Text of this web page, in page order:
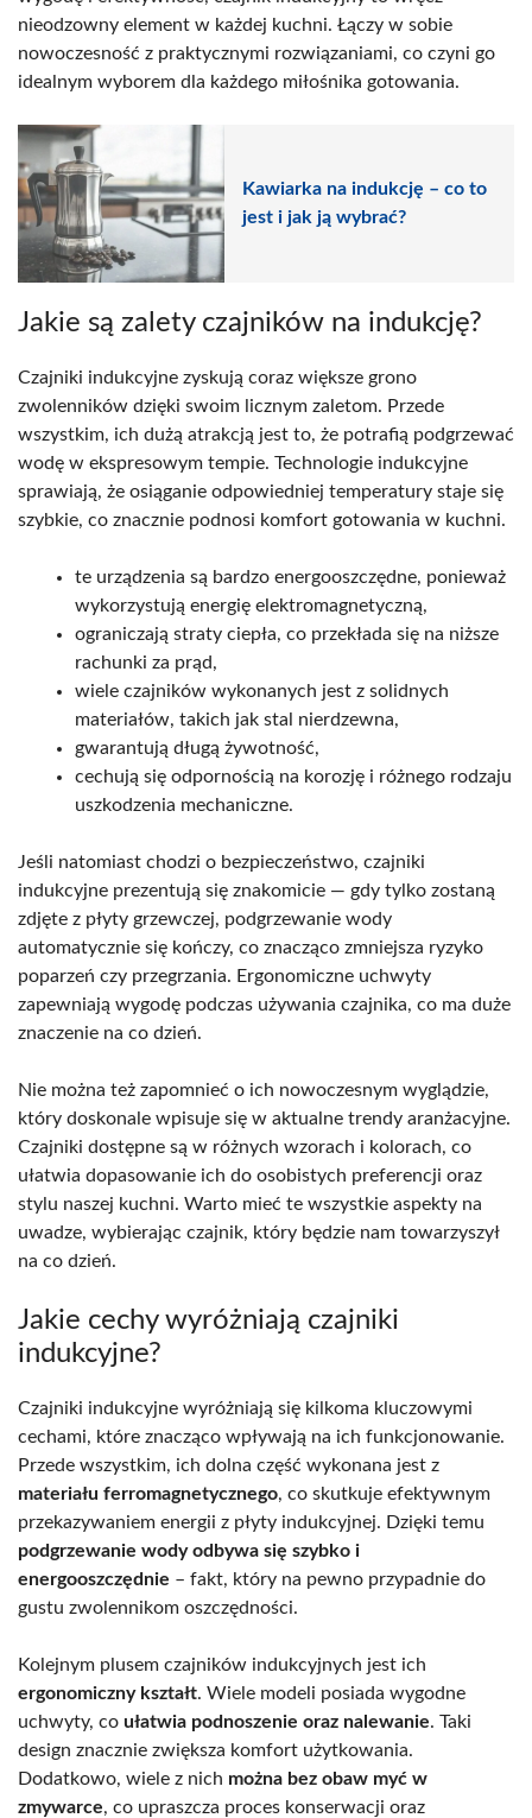
nieodzowny element w każdej kuchni. Łączy w sobie
nowoczesność z praktycznymi rozwiązaniami, co czyni go
idealnym wyborem dla każdego miłośnika gotowania.
Kawiarka na indukcję – co to
jest i jak ją wybrać?
Jakie są zalety czajników na indukcję?
Czajniki indukcyjne zyskują coraz większe grono
zwolenników dzięki swoim licznym zaletom. Przede
wszystkim, ich dużą atrakcją jest to, że potrafią podgrzewać
wodę w ekspresowym tempie. Technologie indukcyjne
sprawiają, że osiąganie odpowiedniej temperatury staje się
szybkie, co znacznie podnosi komfort gotowania w kuchni.
te urządzenia są bardzo energooszczędne, ponieważ
wykorzystują energię elektromagnetyczną,
ograniczają straty ciepła, co przekłada się na niższe
rachunki za prąd,
wiele czajników wykonanych jest z solidnych
materiałów, takich jak stal nierdzewna,
gwarantują długą żywotność,
cechują się odpornością na korozję i różnego rodzaju
uszkodzenia mechaniczne.
Jeśli natomiast chodzi o bezpieczeństwo, czajniki
indukcyjne prezentują się znakomicie — gdy tylko zostaną
zdjęte z płyty grzewczej, podgrzewanie wody
automatycznie się kończy, co znacząco zmniejsza ryzyko
poparzeń czy przegrzania. Ergonomiczne uchwyty
zapewniają wygodę podczas używania czajnika, co ma duże
znaczenie na co dzień.
Nie można też zapomnieć o ich nowoczesnym wyglądzie,
który doskonale wpisuje się w aktualne trendy aranżacyjne.
Czajniki dostępne są w różnych wzorach i kolorach, co
ułatwia dopasowanie ich do osobistych preferencji oraz
stylu naszej kuchni. Warto mieć te wszystkie aspekty na
uwadze, wybierając czajnik, który będzie nam towarzyszył
na co dzień.
Jakie cechy wyróżniają czajniki
indukcyjne?
Czajniki indukcyjne wyróżniają się kilkoma kluczowymi
cechami, które znacząco wpływają na ich funkcjonowanie.
Przede wszystkim, ich dolna część wykonana jest z
materiału ferromagnetycznego, co skutkuje efektywnym
przekazywaniem energii z płyty indukcyjnej. Dzięki temu
podgrzewanie wody odbywa się szybko i
energooszczędnie – fakt, który na pewno przypadnie do
gustu zwolennikom oszczędności.
Kolejnym plusem czajników indukcyjnych jest ich
ergonomiczny kształt. Wiele modeli posiada wygodne
uchwyty, co ułatwia podnoszenie oraz nalewanie. Taki
design znacznie zwiększa komfort użytkowania.
Dodatkowo, wiele z nich można bez obaw myć w
zmywarce, co upraszcza proces konserwacji oraz